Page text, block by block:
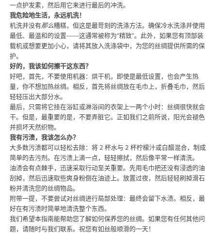
一点护发素，然后用它来进行最后的冲洗。
我危险地生活，永远机洗！
机洗并没有那么糟糕，但这是最苛刻的洗涤方法。确保冷水洗涤并使用
最低、最温和的设置——这通常被称为“精致”。此外，如果您有顶部装
载机或想要更加小心，请将其放入洗涤袋中，为您的丝绸提供所需的保
护。
好的，我该如何擦干这东西？
好吧，首先，不要使用机器：烘干机，即使是最低设置，也会产生热
量，你不想加热丝绸。相反，首先将丝绸放在毛巾上，折叠毛巾，然后
轻轻压出大部分水。
最后，只需将它挂在浴缸或淋浴间的衣架上一两个小时：丝绸很快就会
干。但是，最重要的是，不要弄脏它。正如我们之前所说，阳光会褪色
并损坏天然织物。
我有污渍，我该怎么办？
大多数污渍都可以轻松去除：将 2 杯水与 2 杯柠檬汁或白醋混合，制成
简单的去污剂。在污渍上滴一点，轻轻擦拭，然后像平常一样清洗。
油渍会有点棘手，迅速采取行动至关重要。先用毛巾把还没有浸透的油
刮掉，然后迅速取些爽身粉倒在油迹上。放置过夜，然后轻轻刷掉滑石
粉并清洗您的丝绸物品。
附带一提，不要尝试对丝绸进行局部处理：最终会留下水渍。相反，最
好在有污渍时简单地清洗整个东西。
我们希望本指南能帮助您了解如何保养您的丝绸。如果您有任何其他问
题，请随时与我们联系。祝您有如丝般顺滑的一天！